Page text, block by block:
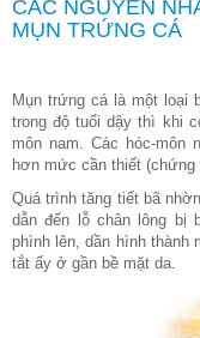
CÁC NGUYÊN
MỤN TRỨNG CÁ
Mụn trứng cá là một loại
trong độ tuổi dậy thì khi
môn nam. Các hóc-môn
hơn mức cần thiết (chứng
Quá trình tăng tiết bã
dẫn đến lỗ chân lông bị
phình lên, dần hình thành
tắt ấy ở gần bề mặt da.